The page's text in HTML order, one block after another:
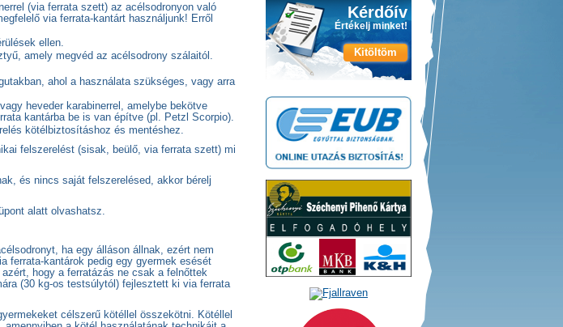
(via ferrata szett) az acélsodronyon való
via ferrata-kantárt használjunk! Erről
ellen.
amely megvéd az acélsodrony szálaitól.
ahol a használata szükséges, vagy arra
heveder karabinerrel, amelybe bekötve
kantárba be is van építve (pl. Petzl Scorpio).
kötélbiztosításhoz és mentéshez.
felszerelést (sisak, beülő, via ferrata szett) mi
és nincs saját felszerelésed, akkor bérelj
alatt olvashatsz.
ha egy álláson állnak, ezért nem
ferrata-kantárok pedig egy gyermek esését
hogy a ferratázás ne csak a felnőttek
(30 kg-os testsúlytól) fejlesztett ki via ferrata
célszerű kötéllel összekötni. Kötéllel
Kérdőív
Értékelj minket!
Kitöltöm